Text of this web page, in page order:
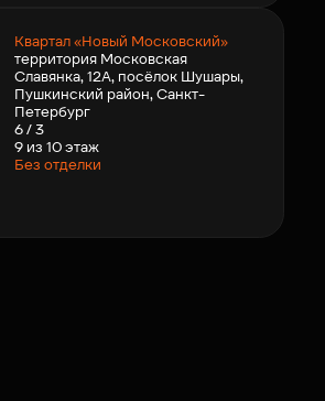
Квартал «Новый Московский»
территория Московская
Славянка, 12А, посёлок Шушары,
Пушкинский район, Санкт-
Петербург
6 / 3
9 из 10 этаж
Без отделки